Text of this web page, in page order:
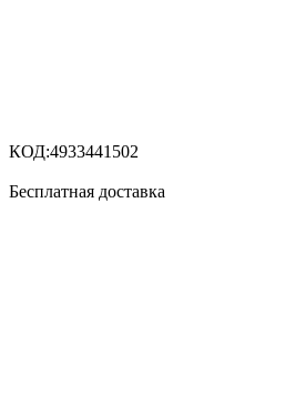
КОД:4933441502
Бесплатная доставка